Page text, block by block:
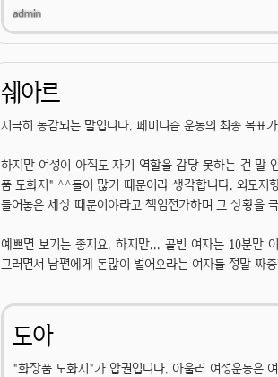
쉐아르
지극히 동감되는 말입니다. 페미니즘 운동의 최종 목표
하지만 여성이 아직도 자기 역할을 감당 못하는 건 말
품 도화지" ^^들이 많기 때문이라 생각합니다. 외모지
들어놓은 세상 때문이야라고 책임전가하며 그 상황을
예쁘면 보기는 좋지요. 하지만... 골빈 여자는 10분만
그러면서 남편에게 돈많이 벌어오라는 여자들 정말 짜
도아
"화장품 도화지"가 압권입니다. 아울러 여성운동은